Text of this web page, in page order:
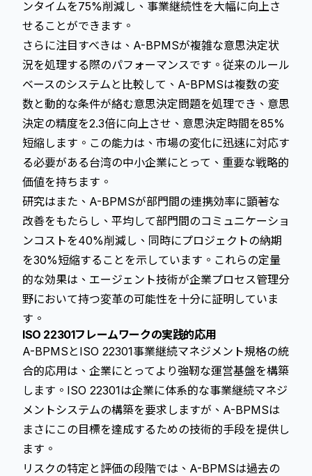
ンタイムを75%削減し、事業継続性を大幅に向上さ
せることができます。
さらに注目すべきは、A-BPMSが複雑な意思決定状
況を処理する際のパフォーマンスです。従来のルール
ベースのシステムと比較して、A-BPMSは複数の変
数と動的な条件が絡む意思決定問題を処理でき、意思
決定の精度を2.3倍に向上させ、意思決定時間を85%
短縮します。この能力は、市場の変化に迅速に対応す
る必要がある台湾の中小企業にとって、重要な戦略的
価値を持ちます。
研究はまた、A-BPMSが部門間の連携効率に顕著な
改善をもたらし、平均して部門間のコミュニケーショ
ンコストを40%削減し、同時にプロジェクトの納期
を30%短縮することを示しています。これらの定量
的な効果は、エージェント技術が企業プロセス管理分
野において持つ変革の可能性を十分に証明していま
す。
ISO 22301フレームワークの実践的応用
A-BPMSとISO 22301事業継続マネジメント規格の統
合的応用は、企業にとってより強靭な運営基盤を構築
します。ISO 22301は企業に体系的な事業継続マネジ
メントシステムの構築を要求しますが、A-BPMSは
まさにこの目標を達成するための技術的手段を提供し
ます。
リスクの特定と評価の段階では、A-BPMSは過去の